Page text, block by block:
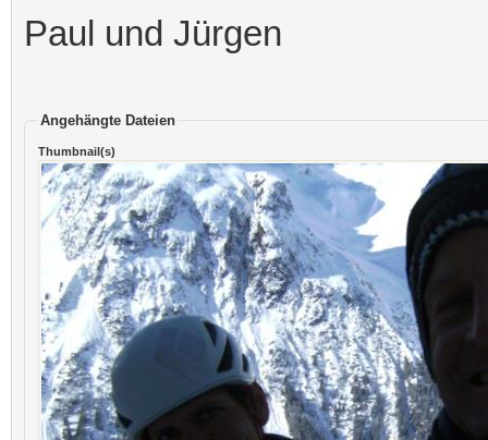
Paul und Jürgen
Angehängte Dateien
Thumbnail(s)